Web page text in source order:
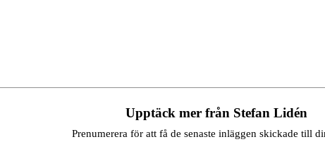
Upptäck mer från Stefan Lidén
Prenumerera för att få de senaste inläggen skickade till